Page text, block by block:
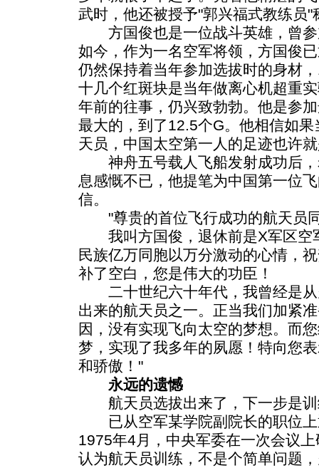
武时，他还被授予"郭兴福式教练员"
方国俊也是一位战斗英雄，曾参
如今，作为一名空军将领，方国俊
仍然保持着当年参加选拔时的身材
十几个红斑块是当年做离心机超重
年前的往事，仍兴致勃勃。他是参
最大的，到了12.5个G。他相信如
天员，中国太空第一人的足迹也许
神舟五号载人飞船发射成功后，
息感慨不已，他提笔为中国第一位
信。
"尊贵的首位飞行成功的航天员
我叫方国俊，退休前是X军区空
民族亿万同胞以万分激动的心情，
补了空白，您是伟大的功臣！
二十世纪六十年代，我曾经是从
出来的航天员之一。正当我们加紧
因，没有实现飞向太空的梦想。而
梦，实现了我多年的夙愿！特向您
和骄傲！"
永远的遗憾
航天员选拔出来了，下一步是训
已从空军某学院副院长的职位上
1975年4月，中央军委在一次会议
认为航天员训练，不是个简单问题